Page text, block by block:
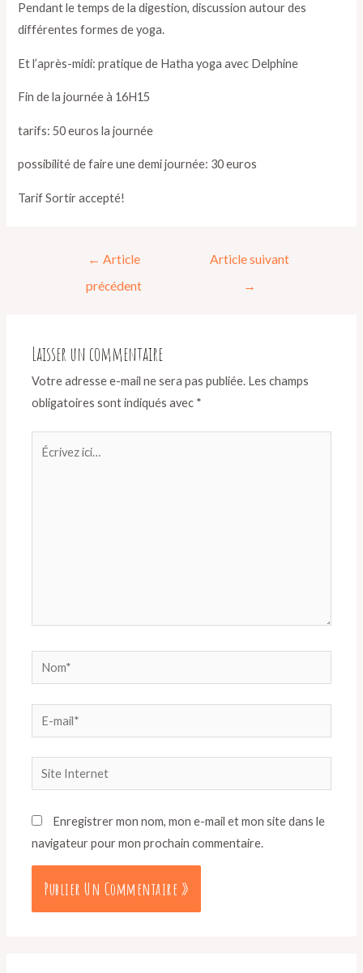
Pendant le temps de la digestion, discussion autour des
différentes formes de yoga.
Et l’après-midi: pratique de Hatha yoga avec Delphine
Fin de la journée à 16H15
tarifs: 50 euros la journée
possibilité de faire une demi journée: 30 euros
Tarif Sortir accepté!
← Article
précédent
Article suivant
→
Laisser un commentaire
Votre adresse e-mail ne sera pas publiée. Les champs
obligatoires sont indiqués avec *
Enregistrer mon nom, mon e-mail et mon site dans le
navigateur pour mon prochain commentaire.